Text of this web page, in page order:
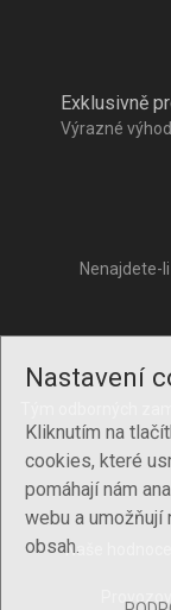
Nastavení
Kliknutím na
cookies, které
pomáhají nám
webu a umožňují
obsah.
Exklusivně
Výrazné
Nenajdete-
Naše